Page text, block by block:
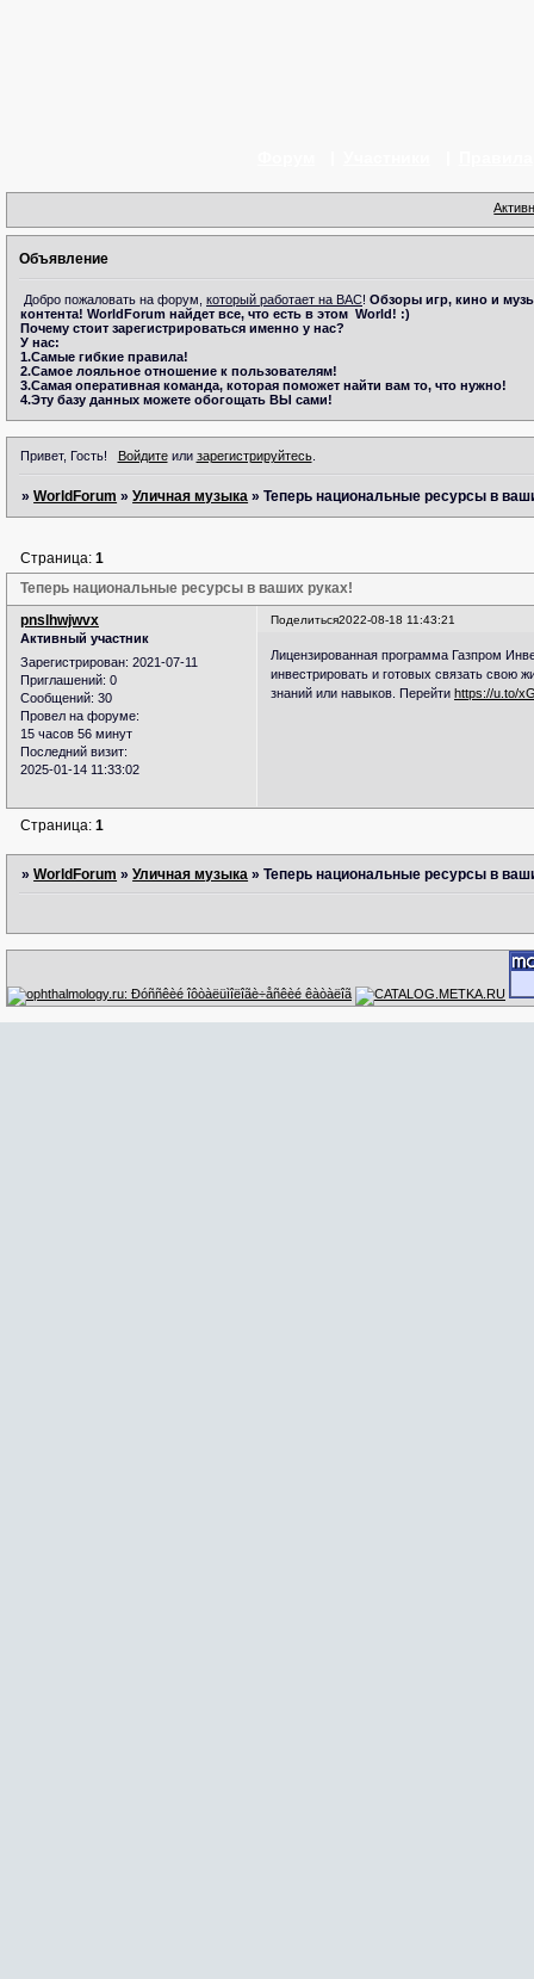
Объявление
Добро пожаловать на форум, который работает на ВАС! Обзоры игр, кино и
контента! WorldForum найдет все, что есть в этом World! :)
Почему стоит зарегистрироваться именно у нас?
У нас:
1.Самые гибкие правила!
2.Самое лояльное отношение к пользователям!
3.Самая оперативная команда, которая поможет найти вам то, что нужно!
4.Эту базу данных можете обогощать ВЫ сами!
Привет, Гость! Войдитеили зарегистрируйтесь.
»WorldForum »Уличная музыка »Теперь национальные ресурсы в
Теперь национальные ресурсы в ваших руках!
Страница:1
Поделиться2022-08-18 11:43:21
pnslhwjwvx
Активный участник
Зарегистрирован: 2021-07-11
Приглашений: 0
Сообщений: 30
Провел на форуме:
15 часов 56 минут
Последний визит:
2025-01-14 11:33:02
Лицензированная программа Газпром
инвестрировать и готовых связать свою
знаний или навыков. Перейтиhttps://u.to/
Страница:1
»WorldForum »Уличная музыка »Теперь национальные ресурсы в